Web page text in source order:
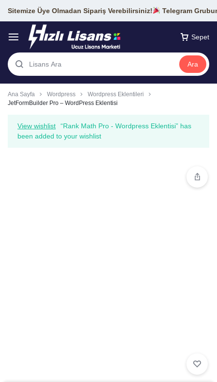
Sitemize Üye Olmadan Sipariş Verebilirsiniz! Telegram
Sepet
Ara
Ana Sayfa Wordpress
Wordpress Eklentileri
JetFormBuilder Pro – WordPress Eklentisi
View wishlist
“Rank Math Pro - Wordpress Eklentisi” has
been added to your wishlist